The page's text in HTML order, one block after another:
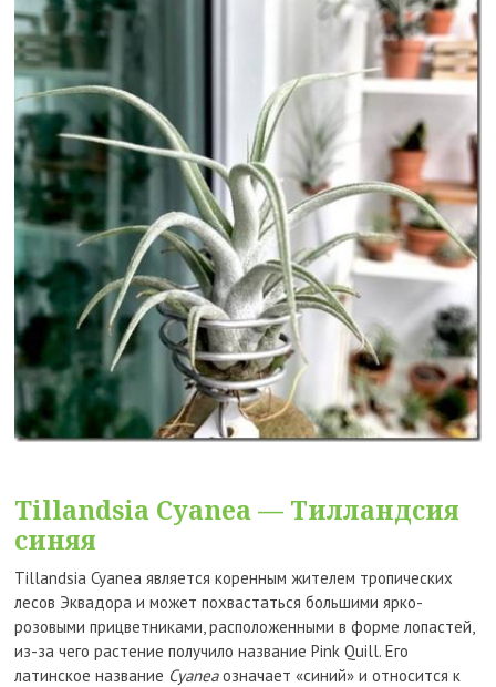
Tillandsia Cyanea — Тилландсия
синяя
Tillandsia Cyanea является коренным жителем тропических
лесов Эквадора и может похвастаться большими ярко-
розовыми прицветниками, расположенными в форме лопастей,
из-за чего растение получило название Pink Quill. Его
латинское название Cyaneaозначает «синий» и относится к